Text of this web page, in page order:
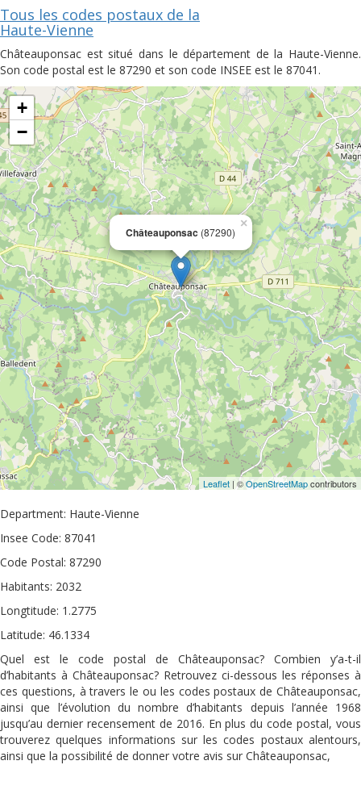
Tous les codes postaux de la
Haute-Vienne
Châteauponsac est situé dans le département de la Haute-Vienne.
Son code postal est le 87290 et son code INSEE est le 87041.
Châteauponsac (87290)
×
+
−
Leaflet | ©OpenStreetMapcontributors
Department: Haute-Vienne
Insee Code: 87041
Code Postal: 87290
Habitants: 2032
Longtitude: 1.2775
Latitude: 46.1334
Quel est le code postal de Châteauponsac? Combien y’a-t-il
d’habitants à Châteauponsac? Retrouvez ci-dessous les réponses à
ces questions, à travers le ou les codes postaux de Châteauponsac,
ainsi que l’évolution du nombre d’habitants depuis l’année 1968
jusqu’au dernier recensement de 2016. En plus du code postal, vous
trouverez quelques informations sur les codes postaux alentours,
ainsi que la possibilité de donner votre avis sur Châteauponsac,